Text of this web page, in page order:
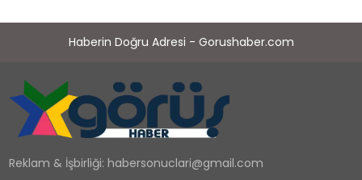
SPOR
TEKNOLOJI
YAŞAM
Haberin Doğru Adresi - Gorushaber.com
Reklam & İşbirliği:habersonuclari@gmail.com